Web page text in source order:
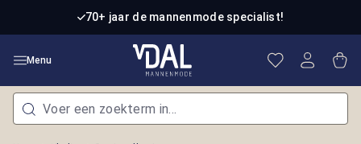
Ga naar de hoofdinhoud70+ jaar de mannenmode specialist!
Menu Je hebt 0